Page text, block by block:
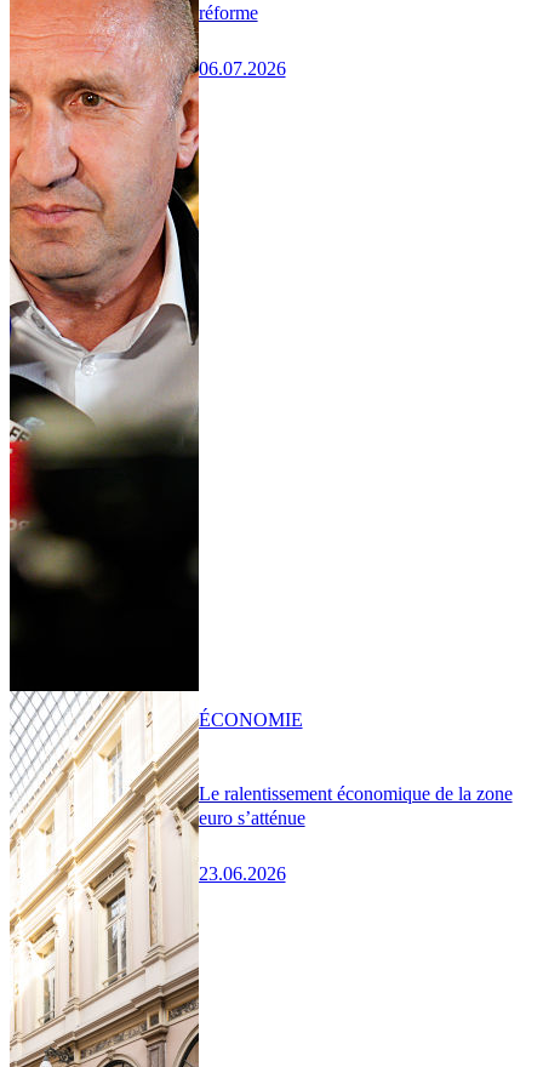
réforme
06.07.2026
Le ralentissement économique de la zone
euro s’atténue
23.06.2026
ÉCONOMIE